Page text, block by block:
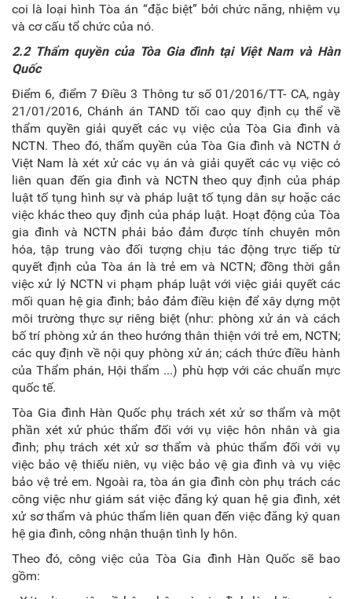
coi là loại hình Tòa án “đặc biệt” bởi chức năng, nhiệm vụ
và cơ cấu tổ chức của nó.
2.2 Thẩm quyền của Tòa Gia đình tại Việt Nam và Hàn
Quốc
Điểm 6, điểm 7 Điều 3 Thông tư số 01/2016/TT- CA, ngày
21/01/2016, Chánh án TAND tối cao quy định cụ thể về
thẩm quyền giải quyết các vụ việc của Tòa Gia đình và
NCTN. Theo đó, thẩm quyền của Tòa Gia đình và NCTN ở
Việt Nam là xét xử các vụ án và giải quyết các vụ việc có
liên quan đến gia đình và NCTN theo quy định của pháp
luật tố tụng hình sự và pháp luật tố tụng dân sự hoặc các
việc khác theo quy định của pháp luật. Hoạt động của Tòa
gia đình và NCTN phải bảo đảm được tính chuyên môn
hóa, tập trung vào đối tượng chịu tác động trực tiếp từ
quyết định của Tòa án là trẻ em và NCTN; đồng thời gắn
việc xử lý NCTN vi phạm pháp luật với việc giải quyết các
mối quan hệ gia đình; bảo đảm điều kiện để xây dựng một
môi trường thực sự riêng biệt (như: phòng xử án và cách
bố trí phòng xử án theo hướng thân thiện với trẻ em, NCTN;
các quy định về nội quy phòng xử án; cách thức điều hành
của Thẩm phán, Hội thẩm ...) phù hợp với các chuẩn mực
quốc tế.
Tòa Gia đình Hàn Quốc phụ trách xét xử sơ thẩm và một
phần xét xử phúc thẩm đối với vụ việc hôn nhân và gia
đình; phụ trách xét xử sơ thẩm và phúc thẩm đối với vụ
việc bảo vệ thiếu niên, vụ việc bảo vệ gia đình và vụ việc
bảo vệ trẻ em. Ngoài ra, tòa án gia đình còn phụ trách các
công việc như giám sát việc đăng ký quan hệ gia đình, xét
xử sơ thẩm và phúc thẩm liên quan đến việc đăng ký quan
hệ gia đình, công nhận thuận tình ly hôn.
Theo đó, công việc của Tòa Gia đình Hàn Quốc sẽ bao
gồm: